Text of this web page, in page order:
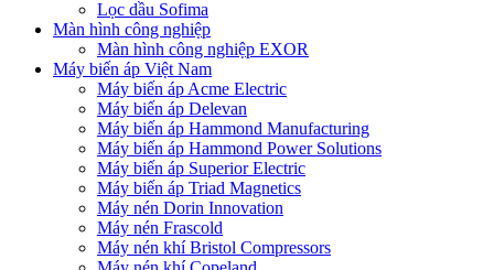
Lọc dầu Sofima
Màn hình công nghiệp
Màn hình công nghiệp EXOR
Máy biến áp Việt Nam
Máy biến áp Acme Electric
Máy biến áp Delevan
Máy biến áp Hammond Manufacturing
Máy biến áp Hammond Power Solutions
Máy biến áp Superior Electric
Máy biến áp Triad Magnetics
Máy nén Dorin Innovation
Máy nén Frascold
Máy nén khí Bristol Compressors